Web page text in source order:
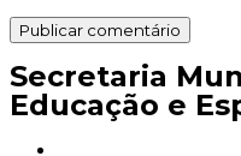
Secretaria
Educação e